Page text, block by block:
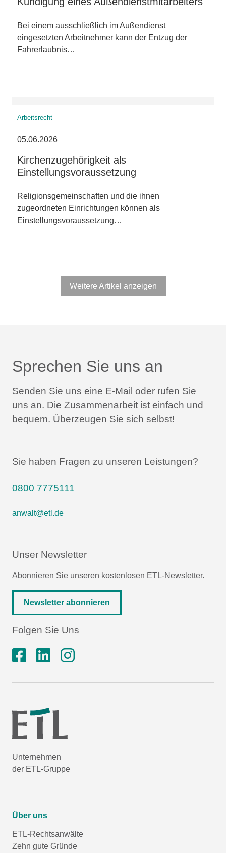
Bei einem ausschließlich im Außendienst
eingesetzten Arbeitnehmer kann der Entzug der
Fahrerlaubnis…
Arbeitsrecht
05.06.2026
Kirchenzugehörigkeit als
Einstellungsvoraussetzung
Religionsgemeinschaften und die ihnen
zugeordneten Einrichtungen können als
Einstellungsvoraussetzung…
Weitere Artikel anzeigen
Sprechen Sie uns an
Senden Sie uns eine E-Mail oder rufen Sie
uns an. Die Zusammenarbeit ist einfach und
bequem. Überzeugen Sie sich selbst!
Sie haben Fragen zu unseren Leistungen?
0800 7775111
anwalt@etl.de
Unser Newsletter
Abonnieren Sie unseren kostenlosen ETL-Newsletter.
Newsletter abonnieren
Folgen Sie Uns
Unternehmen
der ETL-Gruppe
Über uns
ETL-Rechtsanwälte
Zehn gute Gründe